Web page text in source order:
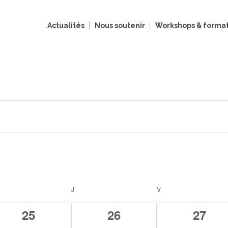
Actualités Nous soutenir Workshops &
J V
0
25
0
26
0
27